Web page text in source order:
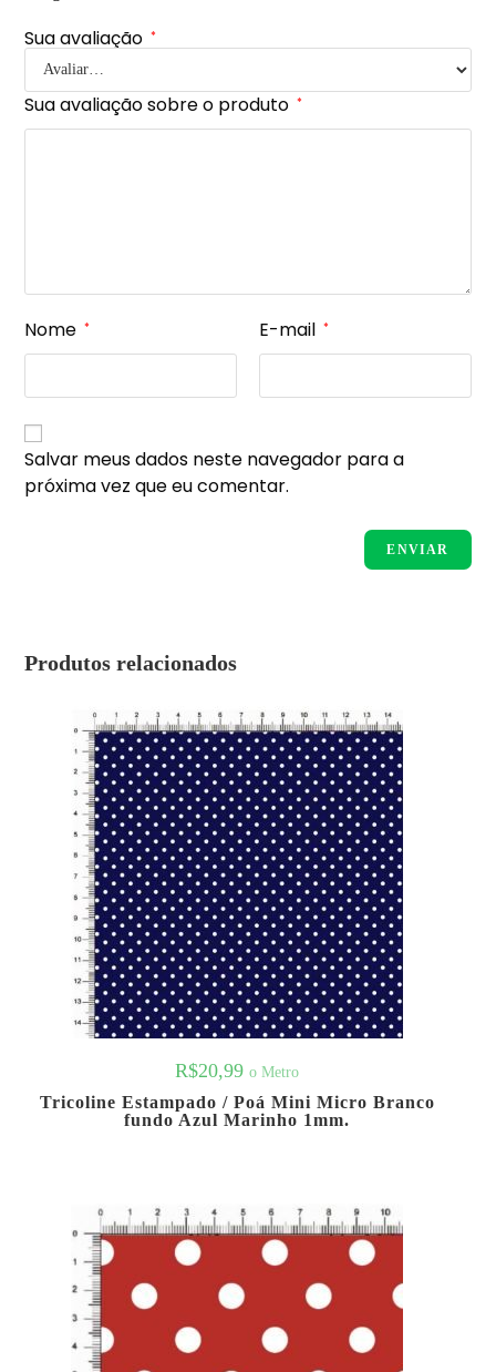
Sua avaliação *
Sua avaliação sobre o produto *
Nome * E-mail *
Salvar meus dados neste navegador para a
próxima vez que eu comentar.
Produtos relacionados
R$20,99 o Metro
Tricoline Estampado / Poá Mini Micro Branco
fundo Azul Marinho 1mm.